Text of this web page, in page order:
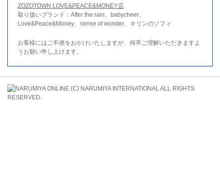
ZOZOTOWN LOVE&PEACE&MONEY店
取り扱いブランド：After the rain、babycheer、
Love&Peace&Money、sense of wonder、キリンのソフィ
お客様にはご不便をおかけいたしますが、何卒ご理解いただきますよ
うお願い申し上げます。